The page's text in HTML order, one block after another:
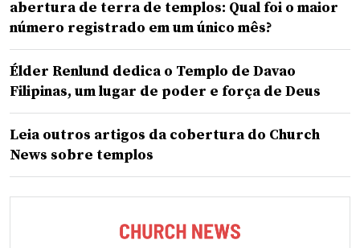
abertura de terra de templos: Qual foi o maior
número registrado em um único mês?
Élder Renlund dedica o Templo de Davao
Filipinas, um lugar de poder e força de Deus
Leia outros artigos da cobertura do Church
News sobre templos